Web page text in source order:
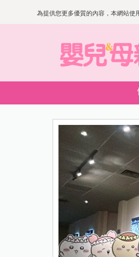
為提供您更多優質的內容，本網站